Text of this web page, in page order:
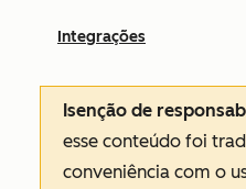
Integrações
Isenção de
esse conteúdo foi
conveniência com o